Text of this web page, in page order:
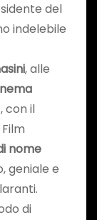
del
indelebile
, alle
con il
nome
geniale e
di